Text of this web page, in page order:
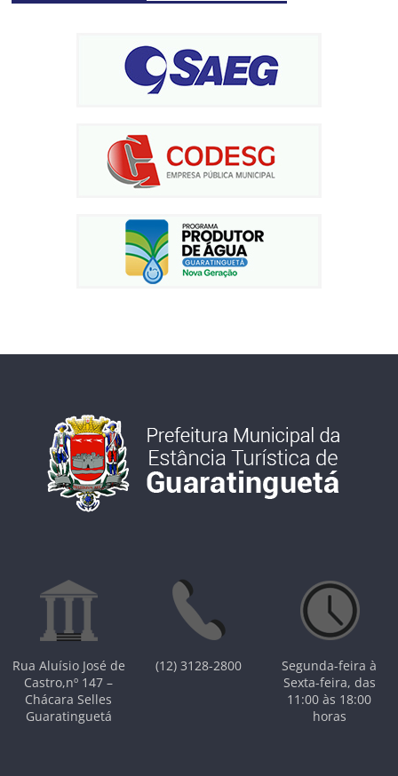
Rua Aluísio José de
Castro,nº 147 –
Chácara Selles
Guaratinguetá
(12) 3128-2800
Segunda-feira à
Sexta-feira, das
11:00 às 18:00
horas